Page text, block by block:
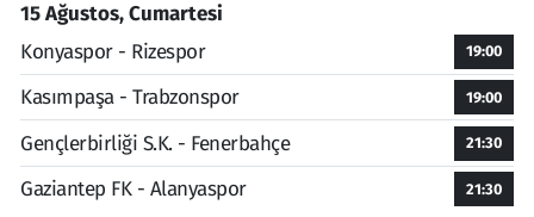
15 Ağustos, Cumartesi
Konyaspor - Rizespor
19:00
Kasımpaşa - Trabzonspor 19:00
Gençlerbirliği S.K. - Fenerbahçe 21:30
Gaziantep FK - Alanyaspor 21:30